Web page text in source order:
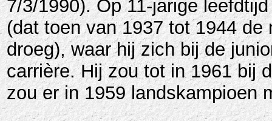
7/3/1990). Op 11-jarige
(dat toen van 1937 tot 1944 de
droeg), waar hij zich bij de
carrière. Hij zou tot in 1961 bij
zou er in 1959 landskampioen